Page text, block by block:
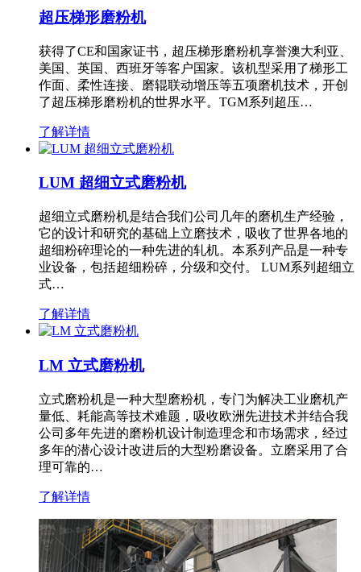
超压梯形磨粉机
获得了CE和国家证书，超压梯形磨粉机享誉澳大利亚、
美国、英国、西班牙等客户国家。该机型采用了梯形工
作面、柔性连接、磨辊联动增压等五项磨机技术，开创
了超压梯形磨粉机的世界水平。TGM系列超压…
了解详情
LUM 超细立式磨粉机
超细立式磨粉机是结合我们公司几年的磨机生产经验，
它的设计和研究的基础上立磨技术，吸收了世界各地的
超细粉碎理论的一种先进的轧机。本系列产品是一种专
业设备，包括超细粉碎，分级和交付。 LUM系列超细立
式…
了解详情
LM 立式磨粉机
立式磨粉机是一种大型磨粉机，专门为解决工业磨机产
量低、耗能高等技术难题，吸收欧洲先进技术并结合我
公司多年先进的磨粉机设计制造理念和市场需求，经过
多年的潜心设计改进后的大型粉磨设备。立磨采用了合
理可靠的…
了解详情